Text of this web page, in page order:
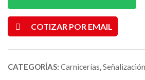
COTIZAR POR EMAIL
CATEGORÍAS: Carnicerías,